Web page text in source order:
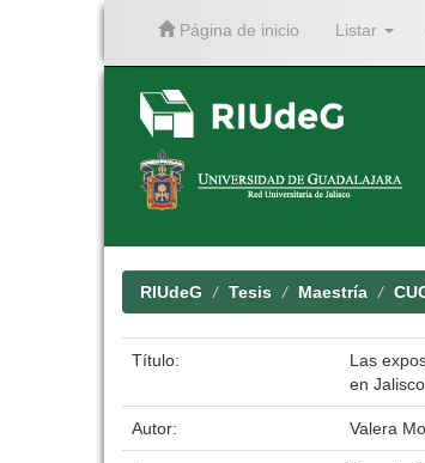
Página de inicio Listar
RIUdeG Tesis Maestría
Título:
Las
en Jalisco.
Autor: Valera